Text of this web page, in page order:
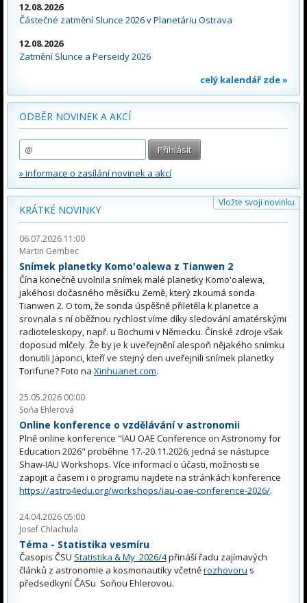
12.08.2026
Částečné zatmění Slunce 2026 v Planetáriu Ostrava
12.08.2026
Zatmění Slunce a Perseidy 2026
celý kalendář zde »
ODBĚR NOVINEK A AKCÍ
» informace o zasílání novinek a akcí
Vložte svoji novinku
KRÁTKÉ NOVINKY
06.07.2026 11:00
Martin Gembec
Snímek planetky Komo'oalewa z Tianwen 2
Čína konečně uvolnila snímek malé planetky Komo'oalewa,
jakéhosi dočasného měsíčku Země, který zkoumá sonda
Tianwen 2. O tom, že sonda úspěšně přiletěla k planetce a
srovnala s ní oběžnou rychlost víme díky sledování amatérskými
radioteleskopy, např. u Bochumi v Německu. Čínské zdroje však
doposud mlčely. Že by je k uveřejnění alespoň nějakého snímku
donutili Japonci, kteří ve stejný den uveřejnili snímek planetky
Torifune? Foto na Xinhuanet.com.
25.05.2026 00:00
Soňa Ehlerová
Online konference o vzdělávání v astronomii
Plně online konference "IAU OAE Conference on Astronomy for
Education 2026" proběhne 17.-20.11.2026; jedná se nástupce
Shaw-IAU Workshops. Více informací o účasti, možnosti se
zapojit a časem i o programu najdete na stránkách konference
https://astro4edu.org/workshops/iau-oae-conference-2026/.
24.04.2026 05:00
Josef Chlachula
Téma - Statistika vesmíru
Časopis ČSU Statistika & My 2026/4přináší řadu zajímavých
článků z astronomie a kosmonautiky včetněrozhovoru s
předsedkyní ČASu Soňou Ehlerovou.